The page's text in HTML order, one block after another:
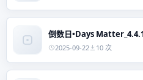
倒数日•Days
2025-09-22 10 次